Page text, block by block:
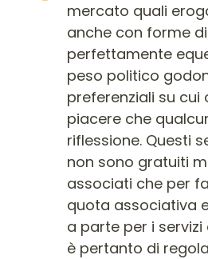
mercato quali
anche con forme
perfettamente
peso politico
preferenziali su
piacere che
riflessione. Questi
non sono gratuiti
associati che per
quota associativa
a parte per i
è pertanto di